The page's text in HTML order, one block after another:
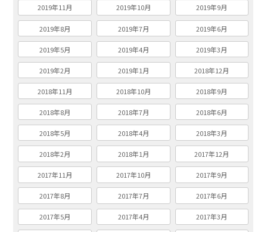
2019年11月 2019年10月 2019年9月
2019年8月 2019年7月 2019年6月
2019年5月 2019年4月 2019年3月
2019年2月 2019年1月 2018年12月
2018年11月 2018年10月 2018年9月
2018年8月 2018年7月 2018年6月
2018年5月 2018年4月 2018年3月
2018年2月 2018年1月 2017年12月
2017年11月 2017年10月 2017年9月
2017年8月 2017年7月 2017年6月
2017年5月 2017年4月 2017年3月